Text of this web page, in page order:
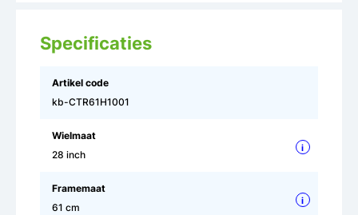
Specificaties
Artikel code
kb-CTR61H1001
Wielmaat
28 inch
i
Framemaat
61 cm
i